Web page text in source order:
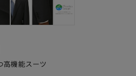
高機能スーツ